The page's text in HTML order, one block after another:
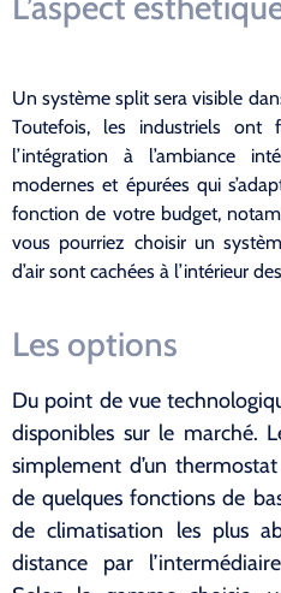
Un système split sera visible
Toutefois, les industriels ont
l’intégration à l’ambiance
modernes et épurées qui
fonction de votre budget,
vous pourriez choisir un
d’air sont cachées à l’intérieur
Les options
Du point de vue
disponibles sur le marché.
simplement d’un
de quelques fonctions de
de climatisation les plus
distance par